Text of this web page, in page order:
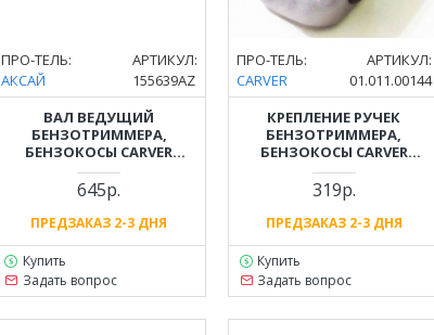
ПРО-ТЕЛЬ:
АКСАЙ
АРТИКУЛ:
155639AZ
ВАЛ ВЕДУЩИЙ
БЕНЗОТРИММЕРА,
БЕНЗОКОСЫ CARVER
(КАРВЕР) GBC-026, GBC-033,
GBC-043, GBC-052 ( 9
ШЛИЦОВ)
645р.
ПРЕДЗАКАЗ 2-3 ДНЯ
Купить
Задать вопрос
ПРО-ТЕЛЬ:
CARVER
АРТИКУЛ:
01.011.00144
КРЕПЛЕНИЕ РУЧЕК
БЕНЗОТРИММЕРА,
БЕНЗОКОСЫ CARVER
(КАРВЕР) GBC-026, GBC-033,
GBC-043, GBC-052 (D-
ВН.26ММ)
319р.
ПРЕДЗАКАЗ 2-3 ДНЯ
Купить
Задать вопрос